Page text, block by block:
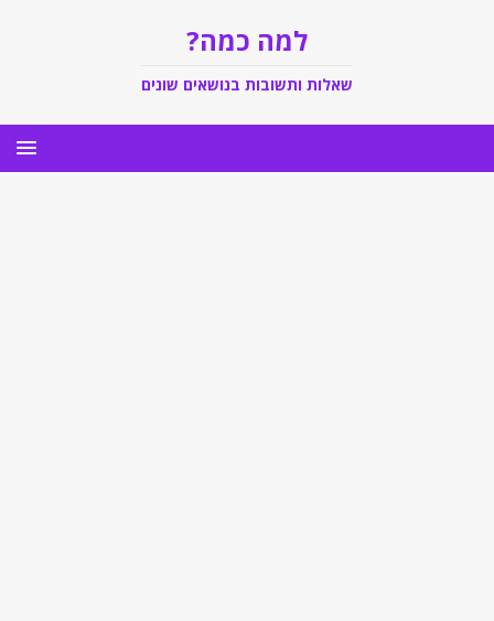
למה כמה?
שאלות ותשובות בנושאים שונים